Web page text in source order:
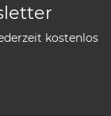
kostenlos